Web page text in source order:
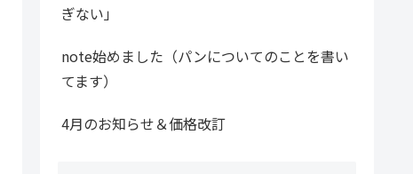
ぎない」
note始めました（パンについてのことを書い
てます）
4月のお知らせ＆価格改訂